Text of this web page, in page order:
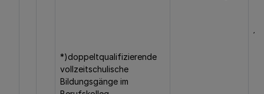
*)doppeltqualifizierende
vollzeitschulische
Bildungsgänge im